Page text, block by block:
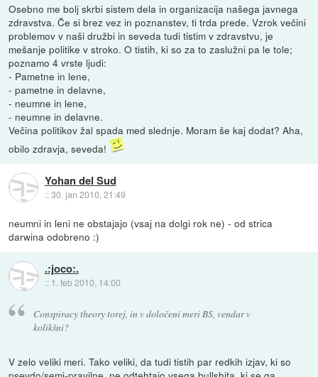
Osebno me bolj skrbi sistem dela in organizacija našega javnega
zdravstva. Če si brez vez in poznanstev, ti trda prede. Vzrok večini
problemov v naši družbi in seveda tudi tistim v zdravstvu, je
mešanje politike v stroko. O tistih, ki so za to zaslužni pa le tole;
poznamo 4 vrste ljudi:
- Pametne in lene,
- pametne in delavne,
- neumne in lene,
- neumne in delavne.
Večina politikov žal spada med slednje. Moram še kaj dodat? Aha,
obilo zdravja, seveda!
Yohan del Sud
::30. jan 2010, 21:49
neumni in leni ne obstajajo (vsaj na dolgi rok ne) - od strica
darwina odobreno :)
.:joco:.
:: 1. feb 2010, 14:00
Conspiracy theory torej, in v določeni meri BS, vendar v
kolikšni?
V zelo veliki meri. Tako veliki, da tudi tistih par redkih izjav, ki so